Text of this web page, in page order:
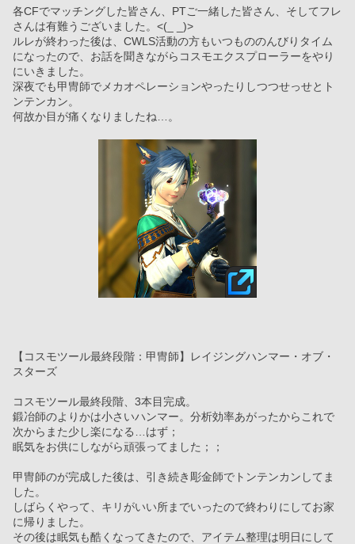
各CFでマッチングした皆さん、PTご一緒した皆さん、そしてフレ
さんは有難うございました。<(_ _)>
ルレが終わった後は、CWLS活動の方もいつもののんびりタイム
になったので、お話を聞きながらコスモエクスプローラーをやり
にいきました。
深夜でも甲冑師でメカオペレーションやったりしつつせっせとト
ンテンカン。
何故か目が痛くなりましたね…。
【コスモツール最終段階：甲冑師】レイジングハンマー・オブ・
スターズ
コスモツール最終段階、3本目完成。
鍛冶師のよりかは小さいハンマー。分析効率あがったからこれで
次からまた少し楽になる…はず；
眠気をお供にしながら頑張ってました；；
甲冑師のが完成した後は、引き続き彫金師でトンテンカンしてま
した。
しばらくやって、キリがいい所までいったので終わりにしてお家
に帰りました。
その後は眠気も酷くなってきたので、アイテム整理は明日にして